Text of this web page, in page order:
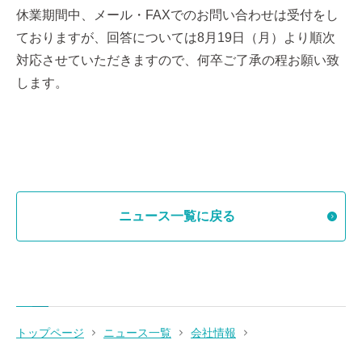
休業期間中、メール・FAXでのお問い合わせは受付をし
ておりますが、回答については8月19日（月）より順次
対応させていただきますので、何卒ご了承の程お願い致
します。
ニュース一覧に戻る
トップページ ニュース一覧 会社情報